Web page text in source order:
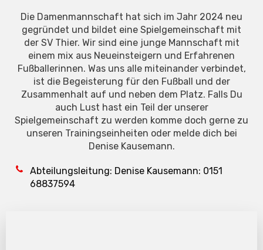
Die Damenmannschaft hat sich im Jahr 2024 neu
gegründet und bildet eine Spielgemeinschaft mit
der SV Thier. Wir sind eine junge Mannschaft mit
einem mix aus Neueinsteigern und Erfahrenen
Fußballerinnen. Was uns alle miteinander verbindet,
ist die Begeisterung für den Fußball und der
Zusammenhalt auf und neben dem Platz. Falls Du
auch Lust hast ein Teil der unserer
Spielgemeinschaft zu werden komme doch gerne zu
unseren Trainingseinheiten oder melde dich bei
Denise Kausemann.
Abteilungsleitung: Denise Kausemann: 0151
68837594